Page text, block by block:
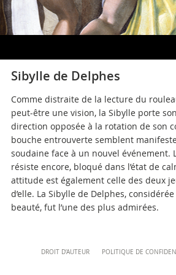
+39 06 69883332
musei@scv.va
Sibylle de Delphes
Comme distraite de la lecture du
peut-être une vision, la Sibylle porte
direction opposée à la rotation de son
bouche entrouverte semblent
soudaine face à un nouvel événement.
résiste encore, bloqué dans l’état de
attitude est également celle des deux
d’elle. La Sibylle de Delphes,
beauté, fut l’une des plus admirées.
ContentDROIT D’AUTEUR POLITIQUE DE